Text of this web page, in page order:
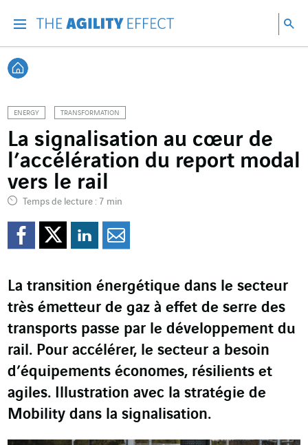
Retour à l'accueil
ENERGY TRANSFORMATION
La signalisation au cœur de
l’accélération du report modal
vers le rail
Temps de lecture : 7 min
Partager sur Facebook
Partager sur Twitter
Partager sur
La transition énergétique dans le secteur
très émetteur de gaz à effet de serre des
transports passe par le développement du
rail. Pour accélérer, le secteur a besoin
d’équipements économes, résilients et
agiles. Illustration avec la stratégie de
Mobility dans la signalisation.